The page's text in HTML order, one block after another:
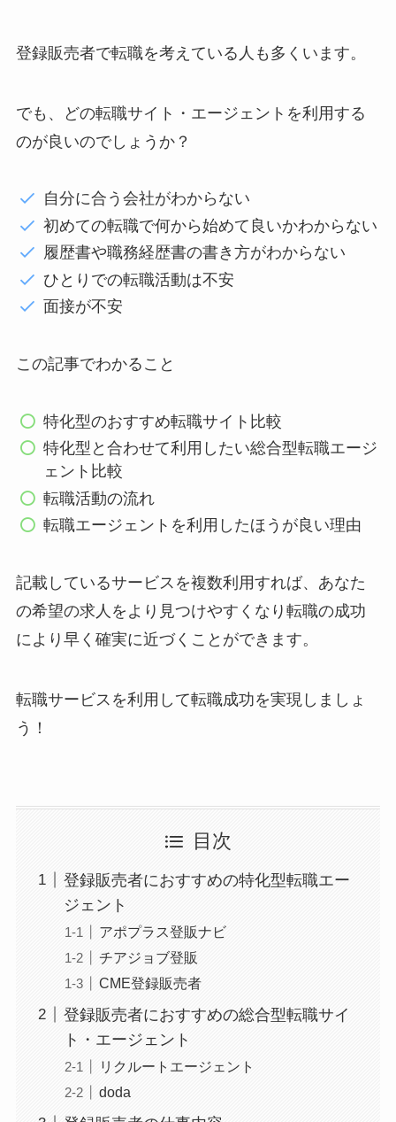
登録販売者で転職を考えている人も多くいます。
でも、どの転職サイト・エージェントを利用する
のが良いのでしょうか？
自分に合う会社がわからない
初めての転職で何から始めて良いかわからない
履歴書や職務経歴書の書き方がわからない
ひとりでの転職活動は不安
面接が不安
この記事でわかること
特化型のおすすめ転職サイト比較
特化型と合わせて利用したい総合型転職エージ
ェント比較
転職活動の流れ
転職エージェントを利用したほうが良い理由
記載しているサービスを複数利用すれば、あなた
の希望の求人をより見つけやすくなり転職の成功
により早く確実に近づくことができます。
転職サービスを利用して転職成功を実現しましょ
う！
目次
登録販売者におすすめの特化型転職エー
ジェント
アポプラス登販ナビ
チアジョブ登販
CME登録販売者
登録販売者におすすめの総合型転職サイ
ト・エージェント
リクルートエージェント
doda